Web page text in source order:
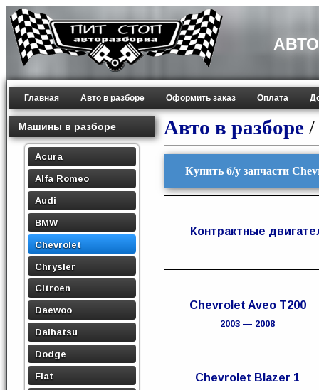
Главная Авто в разборе Оформить заказ Оплата
Машины в разборе
Acura
Alfa Romeo
Audi
BMW
Chevrolet
Chrysler
Citroen
Daewoo
Daihatsu
Dodge
Fiat
Авто в разборе /
Купить б/у запчасти
Контрактные
Сhevrolet Aveo T200
2003 — 2008
Chevrolet Blazer 1